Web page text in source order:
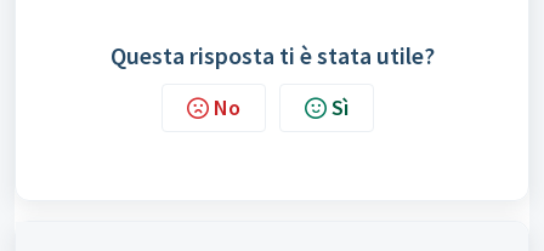
Questa risposta ti è stata utile?
No Sì